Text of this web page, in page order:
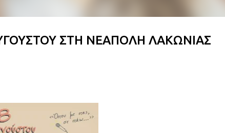
ΣΤΗ ΝΕΑΠΟΛΗ ΛΑΚΩΝΙΑΣ